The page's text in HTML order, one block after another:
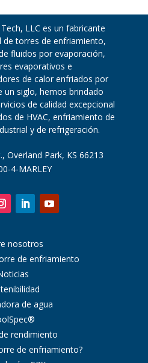
LLC es un fabricante
de torres de enfriamiento,
fluidos por evaporación,
evaporativos e
de calor enfriados por
un siglo, hemos brindado
de calidad excepcional
de HVAC, enfriamiento de
y de refrigeración.
Overland Park, KS 66213
4-MARLEY
nosotros
de enfriamiento
de agua
rendimiento
de enfriamiento?